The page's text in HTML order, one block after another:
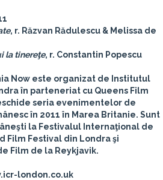
, r. Răzvan Rădulescu & Melissa de
la tinereţe, r. Constantin Popescu
Now este organizat de Institutul
în parteneriat cu Queens Film
seria evenimentelor de
în 2011 în Marea Britanie. Sunt
la Festivalul Internaţional de
Film Festival din Londra şi
Film de la Reykjavik.
london.co.uk